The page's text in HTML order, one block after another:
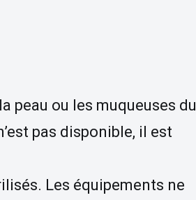
peau ou les muqueuses du
pas disponible, il est
Les équipements ne